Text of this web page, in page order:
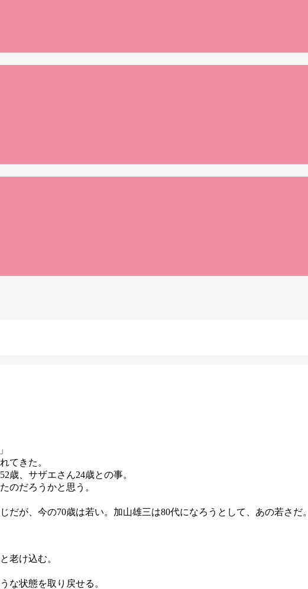
てきた。
歳、サザエさん24歳との事。
のだろうかと思う。
が、今の70歳は若い。加山雄三は80代になろうとして、あの若さだ。
老け込む。
な状態を取り戻せる。